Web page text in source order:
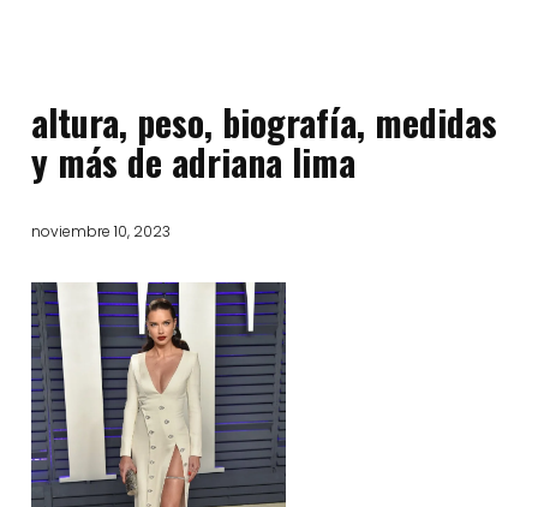
altura, peso, biografía, medidas
y más de adriana lima
noviembre 10, 2023